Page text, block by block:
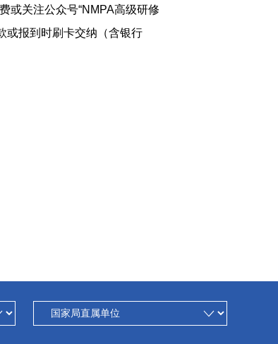
或关注公众号“NMPA高级研修
或报到时刷卡交纳（含银行